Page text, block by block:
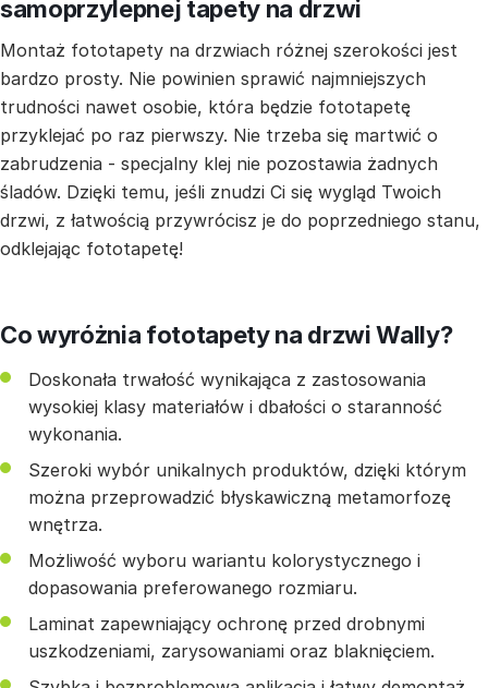
samoprzylepnej tapety na drzwi
Montaż fototapety na drzwiach różnej szerokości jest
bardzo prosty. Nie powinien sprawić najmniejszych
trudności nawet osobie, która będzie fototapetę
przyklejać po raz pierwszy. Nie trzeba się martwić o
zabrudzenia - specjalny klej nie pozostawia żadnych
śladów. Dzięki temu, jeśli znudzi Ci się wygląd Twoich
drzwi, z łatwością przywrócisz je do poprzedniego stanu,
odklejając fototapetę!
Co wyróżnia fototapety na drzwi Wally?
Doskonała trwałość wynikająca z zastosowania
wysokiej klasy materiałów i dbałości o staranność
wykonania.
Szeroki wybór unikalnych produktów, dzięki którym
można przeprowadzić błyskawiczną metamorfozę
wnętrza.
Możliwość wyboru wariantu kolorystycznego i
dopasowania preferowanego rozmiaru.
Laminat zapewniający ochronę przed drobnymi
uszkodzeniami, zarysowaniami oraz blaknięciem.